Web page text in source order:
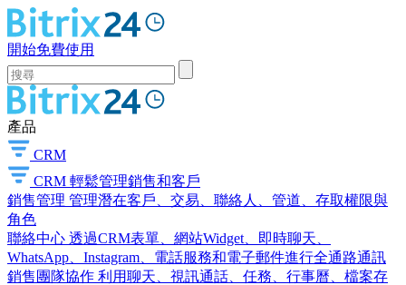
開始免費使用
產品
CRM
CRM 輕鬆管理銷售和客戶
銷售管理 管理潛在客戶、交易、聯絡人、管道、存取權限與
角色
聯絡中心 透過CRM表單、網站Widget、即時聊天、
WhatsApp、Instagram、電話服務和電子郵件進行全通路通訊
銷售團隊協作 利用聊天、視訊通話、任務、行事曆、檔案存